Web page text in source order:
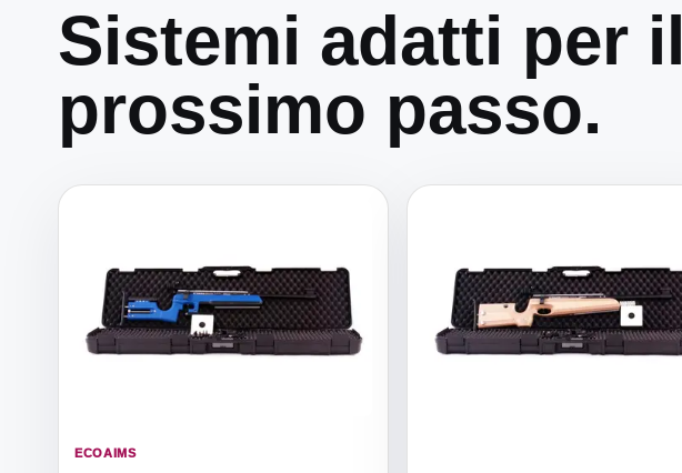
Sistemi adatti per il
prossimo passo.
ECOAIMS